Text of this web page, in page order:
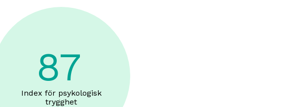
87
Index för psykologisk
trygghet